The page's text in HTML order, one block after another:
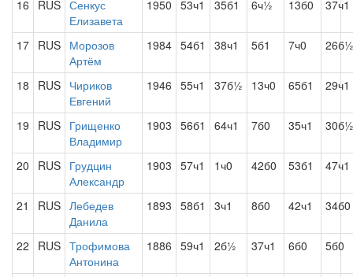
16 RUS Сенкус
Елизавета
1950 53ч1 35б1 6ч½ 13б0 37ч1
17 RUS Морозов
Артём
1984 54б1 38ч1 5б1 7ч0 26б½
18 RUS Чириков
Евгений
1946 55ч1 37б½ 13ч0 65б1 29ч1
19 RUS Грищенко
Владимир
1903 56б1 64ч1 7б0 35ч1 30б½
20 RUS Грудцин
Александр
1903 57ч1 1ч0 42б0 53б1 47ч1
21 RUS Лебедев
Данила
1893 58б1 3ч1 8б0 42ч1 34б0
22 RUS Трофимова
Антонина
1886 59ч1 2б½ 37ч1 6б0 5б0